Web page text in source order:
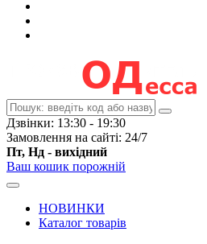
Дзвінки: 13:30 - 19:30
Замовлення на сайті: 24/7
Пт, Нд - вихідний
Ваш кошик порожній
НОВИНКИ
Каталог товарів